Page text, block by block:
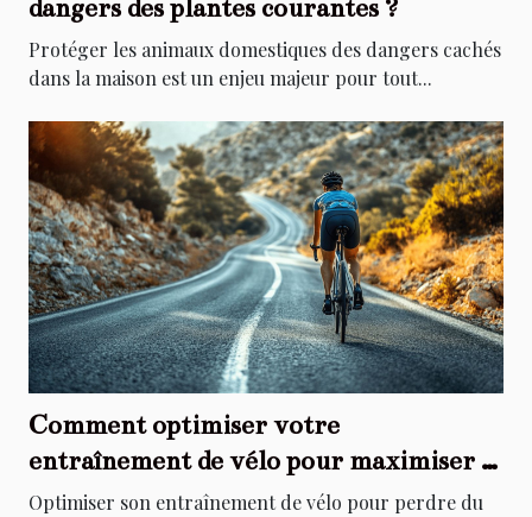
dangers des plantes courantes ?
Protéger les animaux domestiques des dangers cachés
dans la maison est un enjeu majeur pour tout...
Comment optimiser votre
entraînement de vélo pour maximiser la
perte de poids ?
Optimiser son entraînement de vélo pour perdre du